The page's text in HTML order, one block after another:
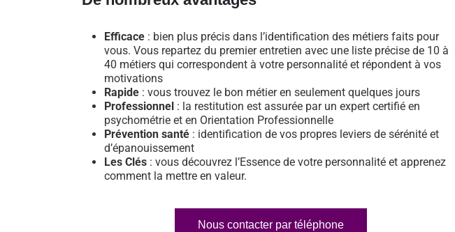
Efficace : bien plus précis dans l’identification des métiers faits pour
vous. Vous repartez du premier entretien avec une liste précise de 10 à
40 métiers qui correspondent à votre personnalité et répondent à vos
motivations
Rapide : vous trouvez le bon métier en seulement quelques jours
Professionnel : la restitution est assurée par un expert certifié en
psychométrie et en Orientation Professionnelle
Prévention santé : identification de vos propres leviers de sérénité et
d’épanouissement
Les Clés : vous découvrez l’Essence de votre personnalité et apprenez
comment la mettre en valeur.
Nous contacter par téléphone